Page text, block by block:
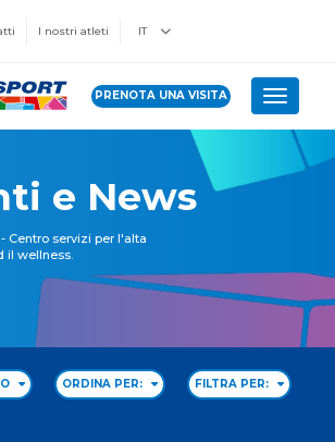
I nostri atleti IT
PRENOTA UNA VISITA Toggle
e News
- Centro servizi per l'alta
il wellness.
ORDINA PER: FILTRA PER: